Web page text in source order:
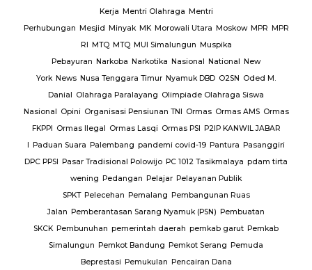
Kerja Mentri Olahraga Mentri
Perhubungan Mesjid Minyak MK Morowali Utara Moskow MPR MPR
RI MTQ MTQ MUI Simalungun Muspika
Pebayuran Narkoba Narkotika Nasional National New
York News Nusa Tenggara Timur Nyamuk DBD O2SN Oded M.
Danial Olahraga Paralayang Olimpiade Olahraga Siswa
Nasional Opini Organisasi Pensiunan TNI Ormas Ormas AMS Ormas
FKPPI Ormas Ilegal Ormas Lasqi Ormas PSI P2IP KANWIL JABAR
I Paduan Suara Palembang pandemi covid-19 Pantura Pasanggiri
DPC PPSI Pasar Tradisional Polowijo PC 1012 Tasikmalaya pdam tirta
wening Pedangan Pelajar Pelayanan Publik
SPKT Pelecehan Pemalang Pembangunan Ruas
Jalan Pemberantasan Sarang Nyamuk (PSN) Pembuatan
SKCK Pembunuhan pemerintah daerah pemkab garut Pemkab
Simalungun Pemkot Bandung Pemkot Serang Pemuda
Beprestasi Pemukulan Pencairan Dana